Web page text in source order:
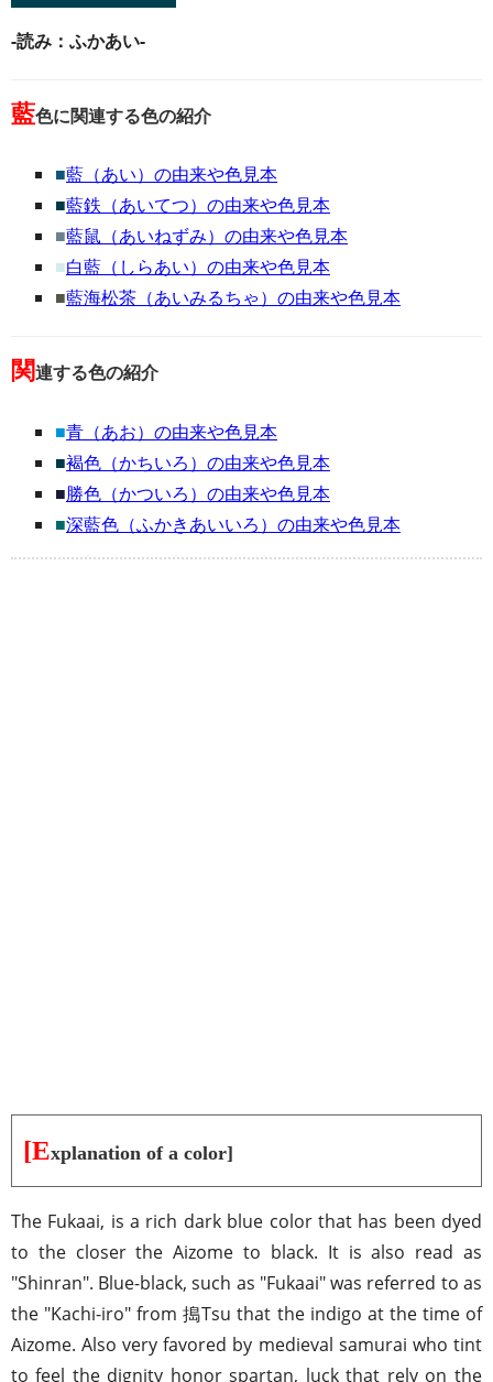
-読み：ふかあい-
藍色に関連する色の紹介
■藍（あい）の由来や色見本
■藍鉄（あいてつ）の由来や色見本
■藍鼠（あいねずみ）の由来や色見本
■白藍（しらあい）の由来や色見本
■藍海松茶（あいみるちゃ）の由来や色見本
関連する色の紹介
■青（あお）の由来や色見本
■褐色（かちいろ）の由来や色見本
■勝色（かついろ）の由来や色見本
■深藍色（ふかきあいいろ）の由来や色見本
[Explanation of a color]
The Fukaai, is a rich dark blue color that has been dyed
to the closer the Aizome to black. It is also read as
"Shinran". Blue-black, such as "Fukaai" was referred to as
the "Kachi-iro" from 搗Tsu that the indigo at the time of
Aizome. Also very favored by medieval samurai who tint
to feel the dignity honor spartan, luck that rely on the